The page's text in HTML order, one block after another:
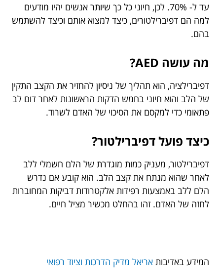
עד ל- 70%. לכן, חיוני כל כך שיותר אנשים יהיו מודעים
למה הם דפיברילטורים, כיצד למצוא אותם וכיצד להשתמש
בהם.
מה עושה AED?
דפיברילציה, הוא תהליך של ניסיון להחזיר את הקצב התקין
של הלב והוא חיוני בחמש הדקות הראשונות לאחר דום לב
פתאומי כדי למקסם את הסיכוי של האדם לשרוד.
כיצד פועל דפיברילטור?
דפיברילטור, מעניק כמות מוגדרת של הלם חשמלי ללב
לאחר שהוא מנתח את קצב הלב. הוא קובע אם נדרש
הלם ללב באמצעות רפידות אלקטרודות דביקות המחוברות
לחזה של האדם. זהו בהחלט מכשיר מציל חיים.
המידע באדיבות אריאל מדיק הדרכות וציוד רפואי